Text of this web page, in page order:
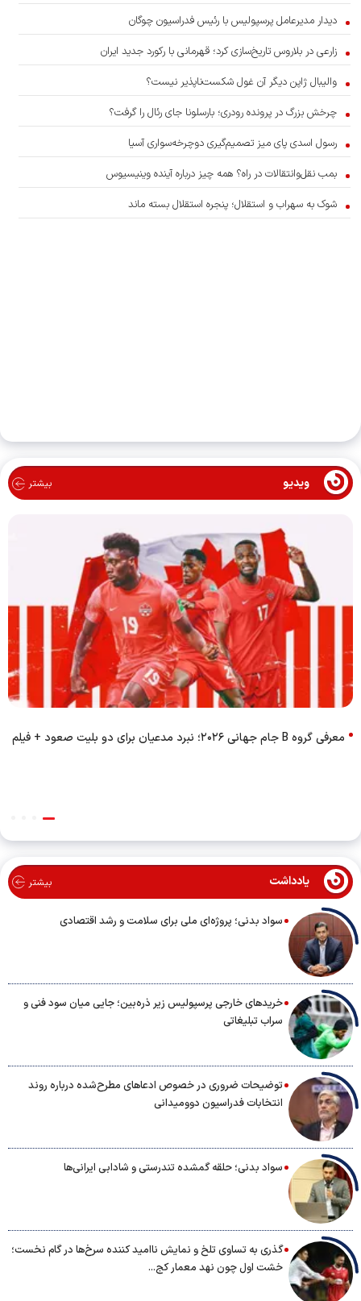
دیدار مدیرعامل پرسپولیس با رئیس فدراسیون چوگان
زارعی در بلاروس تاریخ‌سازی کرد؛ قهرمانی با رکورد جدید ایران
والیبال ژاپن دیگر آن غول شکست‌ناپذیر نیست؟
چرخش بزرگ در پرونده رودری؛ بارسلونا جای رئال را گرفت؟
رسول اسدی پای میز تصمیم‌گیری دوچرخه‌سواری آسیا
بمب نقل‌وانتقالات در راه؟ همه چیز درباره آینده وینیسیوس
شوک به سهراب و استقلال؛ پنجره استقلال بسته ماند
ویدیو بیشتر
معرفی گروه B جام جهانی ۲۰۲۶؛ نبرد مدعیان برای دو بلیت صعود + فیلم
یادداشت بیشتر
سواد بدنی؛ پروژه‌ای ملی برای سلامت و رشد اقتصادی
خریدهای خارجی پرسپولیس زیر ذره‌بین؛ جایی میان سود فنی و
سراب تبلیغاتی
توضیحات ضروری در خصوص ادعاهای مطرح‌شده درباره روند
انتخابات فدراسیون دوومیدانی
سواد بدنی؛ حلقه گمشده تندرستی و شادابی ایرانی‌ها
گذری به تساوی تلخ و نمایش ناامید کننده سرخ‌ها در گام نخست؛
خشت اول چون نهد معمار کج...